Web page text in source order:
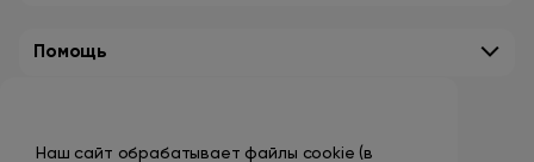
Наш сайт обрабатывает файлы cookie (в
Помощь